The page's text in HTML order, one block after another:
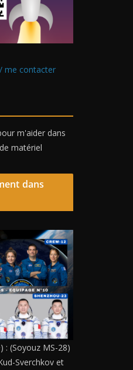
me contacter
m'aider dans
matériel
dans
: (Soyouz MS-28)
Sverchkov et